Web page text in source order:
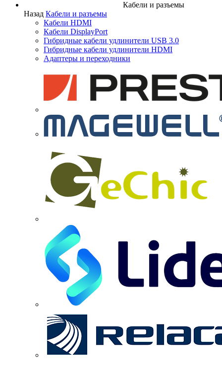
Кабели и разъемы
Назад Кабели и разъемы
Кабели HDMI
Кабели DisplayPort
Гибридные кабели удлинители USB 3.0
Гибридные кабели удлинители HDMI
Адаптеры и переходники